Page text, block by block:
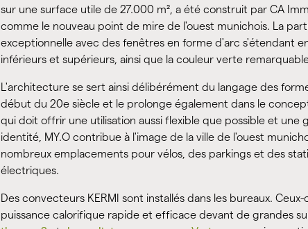
sur une surface utile de 27.000 m², a été construit par CA
comme le nouveau point de mire de l'ouest munichois. La
exceptionnelle avec des fenêtres en forme d'arc s'étendant
inférieurs et supérieurs, ainsi que la couleur verte
L'architecture se sert ainsi délibérément du langage des
début du 20e siècle et le prolonge également dans le
qui doit offrir une utilisation aussi flexible que possible et une
identité, MY.O contribue à l'image de la ville de l'ouest
nombreux emplacements pour vélos, des parkings et des
électriques.
Des convecteurs KERMI sont installés dans les bureaux.
puissance calorifique rapide et efficace devant de grandes